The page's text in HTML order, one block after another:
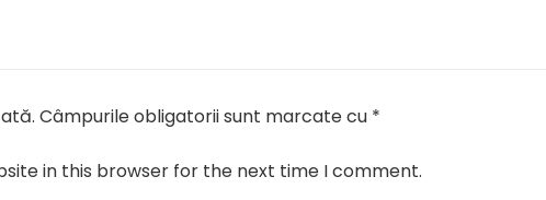
Câmpurile obligatorii sunt marcate cu *
in this browser for the next time I comment.